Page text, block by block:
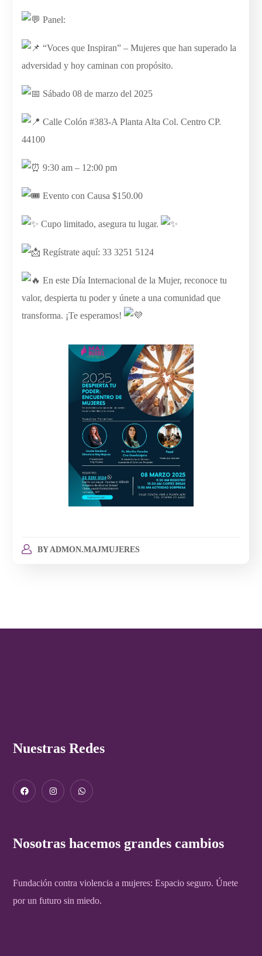
Panel:
“Voces que Inspiran” – Mujeres que han superado la
adversidad y hoy caminan con propósito.
Sábado 08 de marzo del 2025
Calle Colón #383-A Planta Alta Col. Centro CP.
44100
9:30 am – 12:00 pm
Evento con Causa $150.00
Cupo limitado, asegura tu lugar.
Regístrate aquí: 33 3251 5124
En este Día Internacional de la Mujer, reconoce tu
valor, despierta tu poder y únete a una comunidad que
transforma. ¡Te esperamos!
BY ADMON.MAJMUJERES
Nuestras Redes
Nosotras hacemos grandes cambios
Fundación contra violencia a mujeres: Espacio seguro. Únete
por un futuro sin miedo.